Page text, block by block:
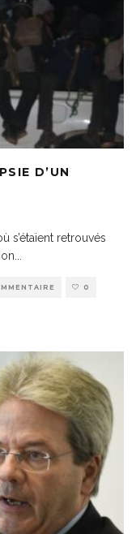
D’UN
s’étaient retrouvés
0